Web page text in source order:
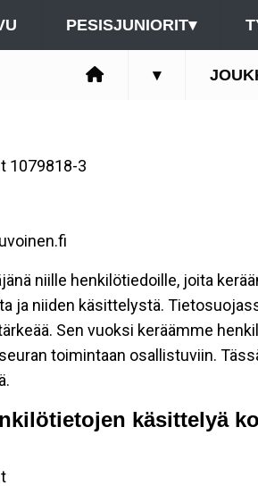
PESISJUNIORIT▾
▾
1079818-3
niille henkilötiedoille, joita
ja niiden käsittelystä.
Sen vuoksi keräämme
toimintaan osallistuviin.
käsittelyä